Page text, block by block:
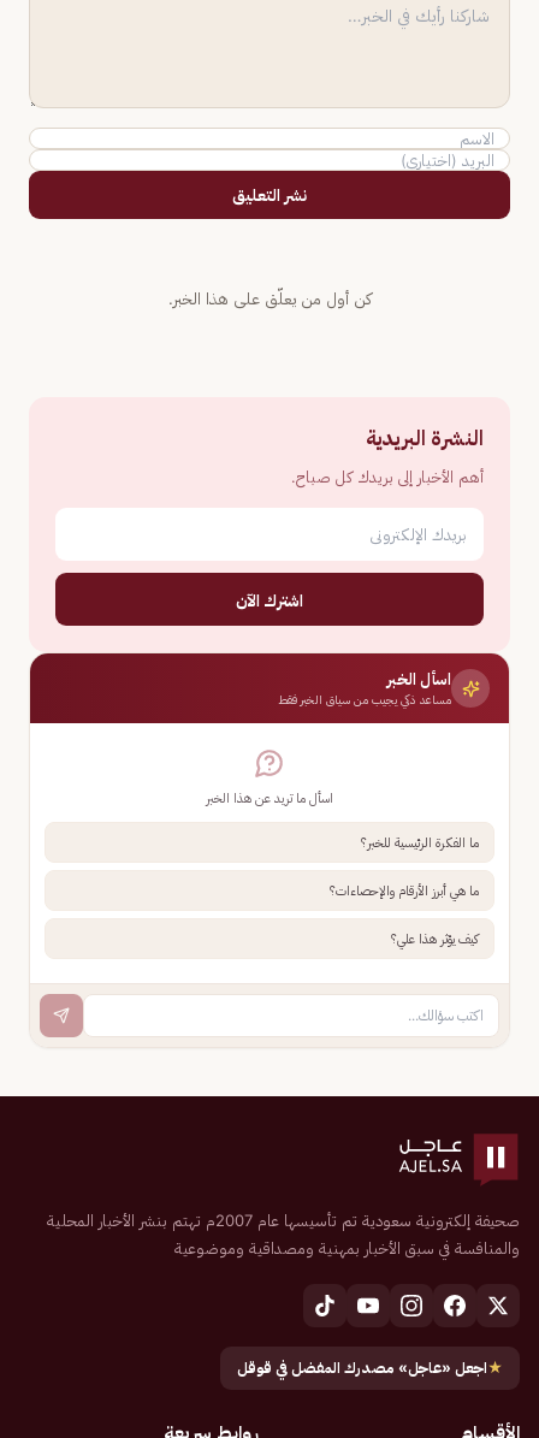
نشر التعليق
كن أول من يعلّق على هذا الخبر.
النشرة البريدية
أهم الأخبار إلى بريدك كل صباح.
اشترك الآن
اسأل الخبر
مساعد ذكي يجيب من سياق الخبر فقط
اسأل ما تريد عن هذا الخبر
ما الفكرة الرئيسية للخبر؟
ما هي أبرز الأرقام والإحصاءات؟
كيف يؤثر هذا علي؟
صحيفة إلكترونية سعودية تم تأسيسها عام 2007م تهتم بنشر الأخبار المحلية
والمنافسة في سبق الأخبار بمهنية ومصداقية وموضوعية
★اجعل «عاجل» مصدرك المفضل في قوقل
الأقسام روابط سريعة